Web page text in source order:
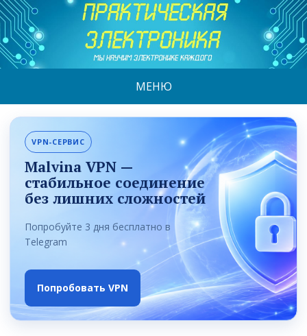
МЕНЮ
VPN-СЕРВИС
Malvina VPN —
стабильное соединение
без лишних сложностей
Попробуйте 3 дня бесплатно в
Telegram
Попробовать VPN